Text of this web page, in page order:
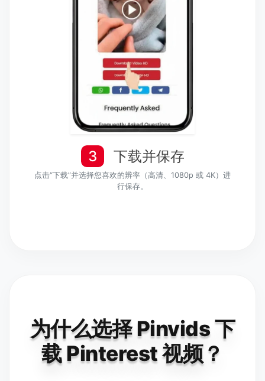
3 下载并保存
点击“下载”并选择您喜欢的辨率（高清、1080p 或 4K）进
行保存。
为什么选择 Pinvids 下
载 Pinterest 视频？